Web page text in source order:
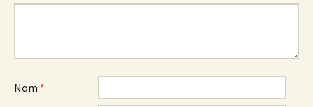
Nom *